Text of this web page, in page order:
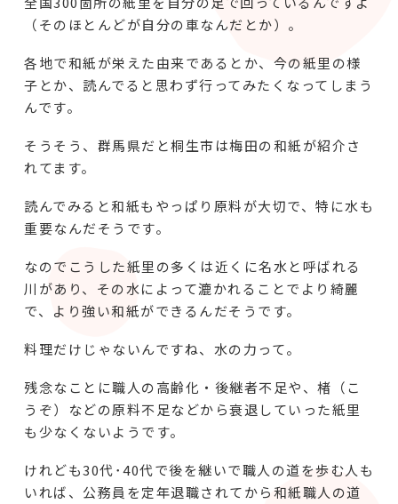
（そのほとんどが自分の車なんだとか）。
各地で和紙が栄えた由来であるとか、今の紙里の様
子とか、読んでると思わず行ってみたくなってしまう
んです。
そうそう、群馬県だと桐生市は梅田の和紙が紹介さ
れてます。
読んでみると和紙もやっぱり原料が大切で、特に水も
重要なんだそうです。
なのでこうした紙里の多くは近くに名水と呼ばれる
川があり、その水によって漉かれることでより綺麗
で、より強い和紙ができるんだそうです。
料理だけじゃないんですね、水の力って。
残念なことに職人の高齢化・後継者不足や、楮（こ
うぞ）などの原料不足などから衰退していった紙里
も少なくないようです。
けれども30代･40代で後を継いで職人の道を歩む人も
いれば、公務員を定年退職されてから和紙職人の道